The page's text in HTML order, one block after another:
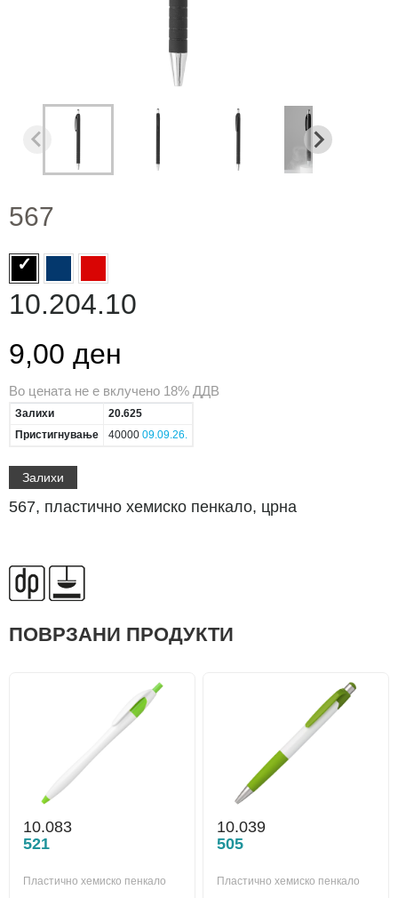
567
10.204.10
9,00 ден
Во цената не е вклучено 18% ДДВ
Залихи
20.625
Пристигнување
40000 09.09.26.
Залихи
567, пластично хемиско пенкало, црна
ПОВРЗАНИ ПРОДУКТИ
10.083
521
Пластично хемиско пенкало
10.039
505
Пластично хемиско пенкало